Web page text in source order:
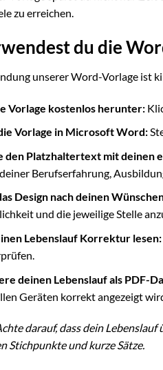
zu erreichen.
du die
unserer Word-Vorlage ist
Vorlage kostenlos herunter:
Vorlage in Microsoft Word:
den Platzhaltertext mit deinen
Berufserfahrung,
Design nach deinen
und die jeweilige Stelle
Lebenslauf Korrektur lesen:
deinen Lebenslauf als PDF-
Geräten korrekt angezeigt
darauf, dass dein
Stichpunkte und kurze Sätze.